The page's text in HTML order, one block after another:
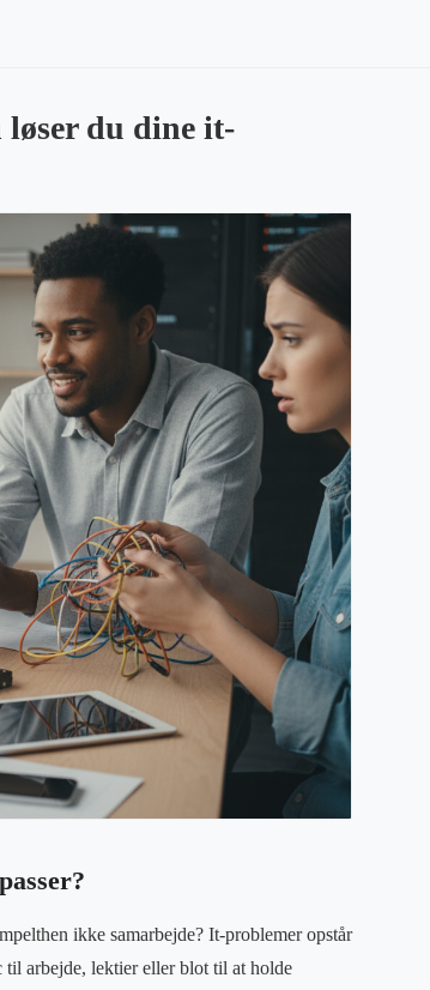
du dine it-
ikke samarbejde? It-problemer opstår
til arbejde, lektier eller blot til at holde